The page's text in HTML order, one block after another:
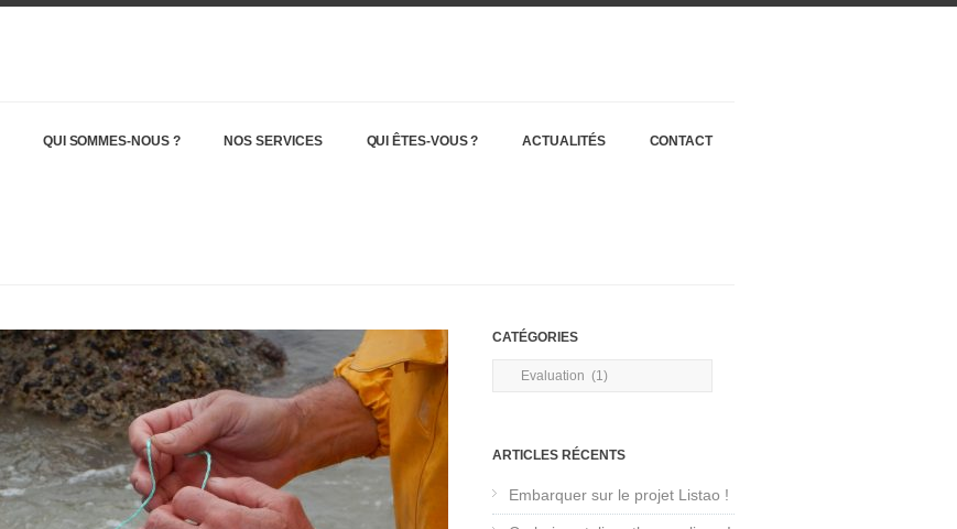
QUI SOMMES-NOUS ? NOS SERVICES QUI ÊTES-VOUS ? ACTUALITÉS CONTACT
CATÉGORIES
Catégories
ARTICLES RÉCENTS
Embarquer sur le projet Listao !